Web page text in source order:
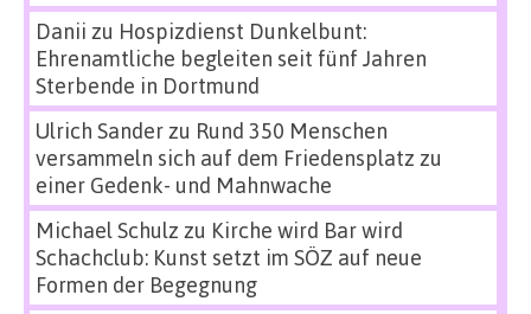
Danii zu Hospizdienst Dunkelbunt:
Ehrenamtliche begleiten seit fünf Jahren
Sterbende in Dortmund
Ulrich Sanderzu Rund 350 Menschen
versammeln sich auf dem Friedensplatz zu
einer Gedenk- und Mahnwache
Michael Schulz zu Kirche wird Bar wird
Schachclub: Kunst setzt im SÖZ auf neue
Formen der Begegnung